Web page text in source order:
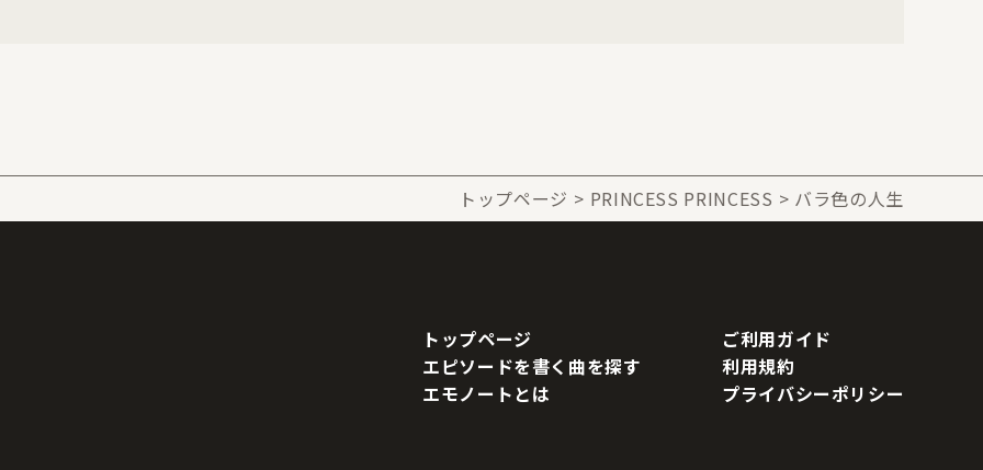
トップページ PRINCESS PRINCESS バラ色の人生
トップページ
エピソードを書く曲を探す
エモノートとは
ご利用ガイド
利用規約
プライバシーポリシー